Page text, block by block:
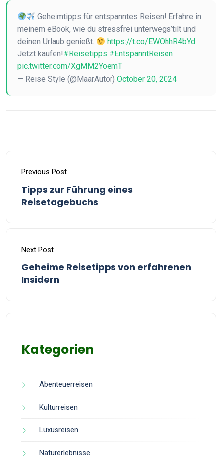
Geheimtipps für entspanntes Reisen! Erfahre in
meinem eBook, wie du stressfrei unterwegs’tilt und
deinen Urlaub genießt.
https://t.co/EWOhhR4bYd
Jetzt kaufen!#Reisetipps #EntspanntReisen
pic.twitter.com/XgMM2YoemT
— Reise Style (@MaarAutor) October 20, 2024
Previous Post
Tipps zur Führung eines
Reisetagebuchs
Next Post
Geheime Reisetipps von erfahrenen
Insidern
Kategorien
Abenteuerreisen
Kulturreisen
Luxusreisen
Naturerlebnisse